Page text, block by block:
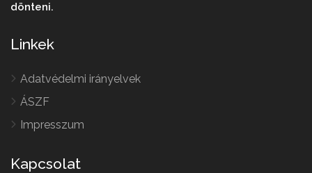
dönteni.
Linkek
Adatvédelmi irányelvek
ÁSZF
Impresszum
Kapcsolat